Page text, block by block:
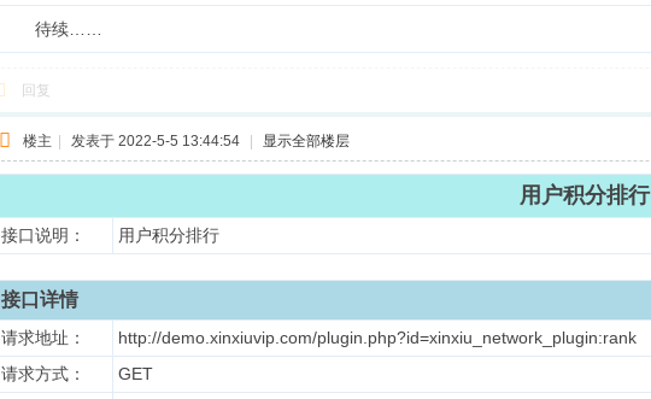
待续……
回复
楼主 | 发表于 2022-5-5 13:44:54 | 显示全部楼层
用户积分排行
接口说明： 用户积分排行
接口详情
请求地址：
http://demo.xinxiuvip.com/plugin.php?id=xinxiu_network_plugin:rank
请求方式：
GET